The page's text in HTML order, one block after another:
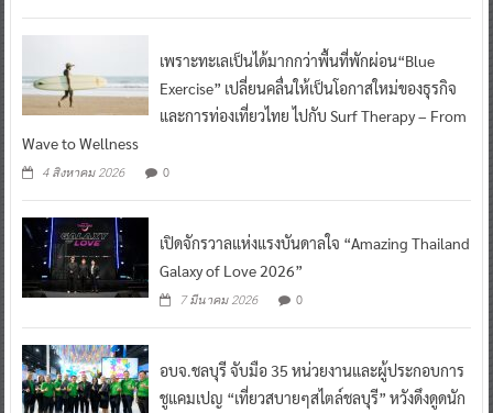
เพราะทะเลเป็นได้มากกว่าพื้นที่พักผ่อน“Blue
Exercise” เปลี่ยนคลื่นให้เป็นโอกาสใหม่ของธุรกิจ
และการท่องเที่ยวไทย ไปกับ Surf Therapy – From
Wave to Wellness
4 สิงหาคม 2026 0
เปิดจักรวาลแห่งแรงบันดาลใจ “Amazing Thailand
Galaxy of Love 2026”
7 มีนาคม 2026 0
อบจ.ชลบุรี จับมือ 35 หน่วยงานและผู้ประกอบการ
ชูแคมเปญ “เที่ยวสบายๆสไตล์ชลบุรี” หวังดึงดูดนัก